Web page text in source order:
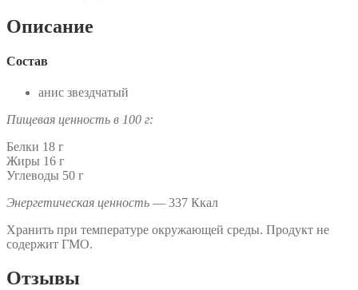
Описание
Состав
анис звездчатый
Пищевая ценность в 100 г:
Белки 18 г
Жиры 16 г
Углеводы 50 г
Энергетическая ценность — 337 Ккал
Хранить при температуре окружающей среды. Продукт не
содержит ГМО.
Отзывы